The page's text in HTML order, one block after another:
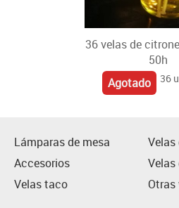
36 velas de
50h
Agotado
36
Lámparas de mesa
Accesorios
Velas taco